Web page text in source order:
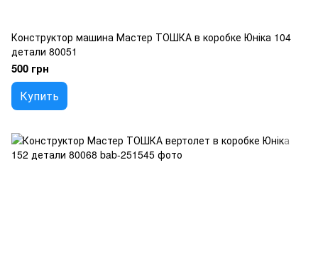
Конструктор машина Мастер ТОШКА в коробке Юніка 104
детали 80051
500 грн
Купить